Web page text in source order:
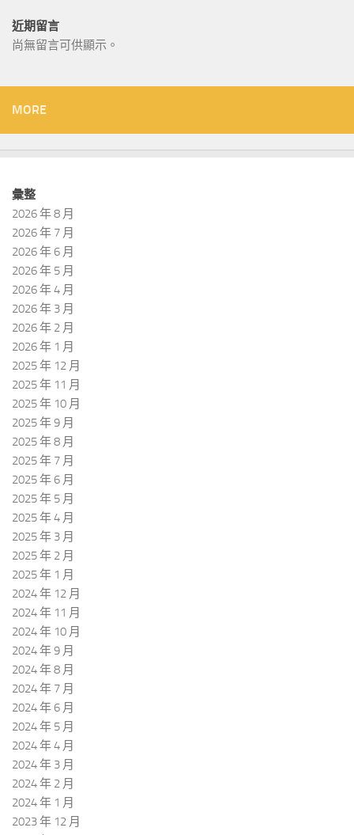
近期留言
尚無留言可供顯示。
MORE
彙整
2026 年 8 月
2026 年 7 月
2026 年 6 月
2026 年 5 月
2026 年 4 月
2026 年 3 月
2026 年 2 月
2026 年 1 月
2025 年 12 月
2025 年 11 月
2025 年 10 月
2025 年 9 月
2025 年 8 月
2025 年 7 月
2025 年 6 月
2025 年 5 月
2025 年 4 月
2025 年 3 月
2025 年 2 月
2025 年 1 月
2024 年 12 月
2024 年 11 月
2024 年 10 月
2024 年 9 月
2024 年 8 月
2024 年 7 月
2024 年 6 月
2024 年 5 月
2024 年 4 月
2024 年 3 月
2024 年 2 月
2024 年 1 月
2023 年 12 月